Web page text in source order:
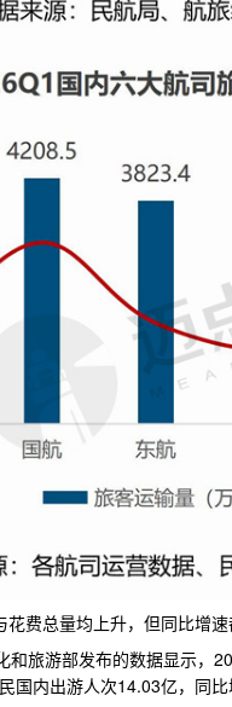
费总量均上升，但同比增
和旅游部发布的数据显示，
国内出游人次14.03亿，同